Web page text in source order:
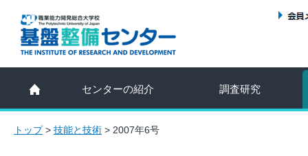
センターの紹介 調査研究
トップ> 技能と技術 > 2007年6号